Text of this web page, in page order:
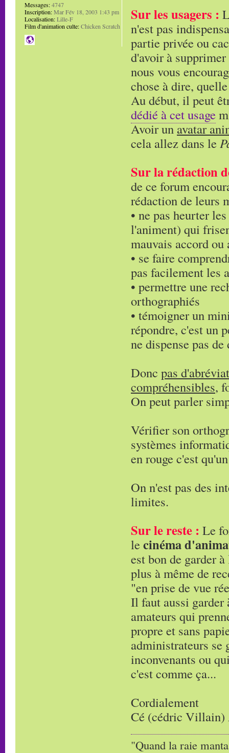
Sur les usagers :
n'est pas
partie privée ou
d'avoir à
nous vous
chose à dire,
Au début, il peut
dédié à cet usage
Avoir unavatar
cela allez dans le
Sur la rédaction
de ce forum
rédaction de leurs
• ne pas heurter
l'animent) qui
mauvais accord
• se faire
pas facilement les
• permettre une
orthographiés
• témoigner un
répondre, c'est un
ne dispense pas
Donc pas
compréhensibles,
On peut parler
Vérifier son
systèmes
en rouge c'est
On n'est pas des
limites.
Sur le reste : Le
le cinéma
est bon de garder
plus à même de
"en prise de vue
Il faut aussi garder
amateurs qui
propre et sans
administrateurs se
inconvenants ou
c'est comme ça...
Cordialement
Cé (cédric Villain)
"Quand la raie
Messages:4747
Inscription:Mar Fév 18, 2003 1:43 pm
Localisation:Lille-F
Film d'animation culte:Chicken Scratch